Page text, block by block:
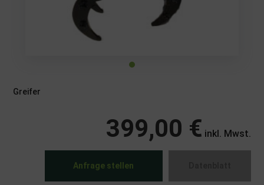
Greifer
399,00 € inkl. Mwst.
Anfrage stellen